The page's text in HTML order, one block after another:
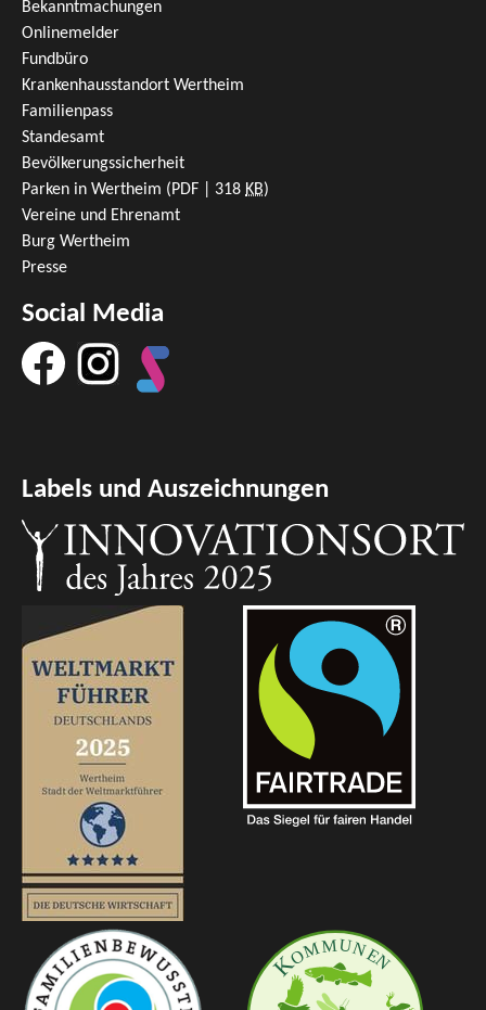
Bekanntmachungen
Onlinemelder
Fundbüro
Krankenhausstandort Wertheim
Familienpass
Standesamt
Bevölkerungssicherheit
Parken in Wertheim (PDF | 318 KB)
Vereine und Ehrenamt
Burg Wertheim
Presse
Social Media
Labels und Auszeichnungen